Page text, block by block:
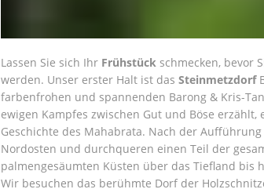
Lassen Sie sich Ihr Frühstück schmecken, bevor
werden. Unser erster Halt ist das Steinmetzdorf
farbenfrohen und spannenden Barong & Kris-
ewigen Kampfes zwischen Gut und Böse
Geschichte des Mahabrata. Nach der
Nordosten und durchqueren einen Teil der
palmengesäumten Küsten über das Tiefland bis
Wir besuchen das berühmte Dorf der